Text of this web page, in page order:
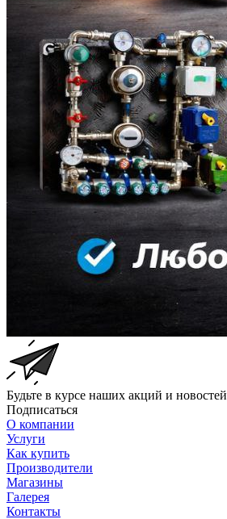
Будьте в курсе наших акций и новостей
Подписаться
О компании
Услуги
Как купить
Производители
Магазины
Галерея
Контакты